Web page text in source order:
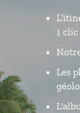
1 clic
Les